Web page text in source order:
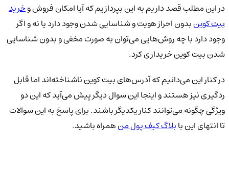
در این مطلب قصد داریم به این بپردازیم که آیا امکان فروش وخرید
بیت کوینبدون احراز هویت و شناسایی شدن وجود دارد یا نه و اگر
وجود دارد با چه روش‌هایی می‌توان به صورت مخفی و بدون شناسایی
شدن بیت کوین خریداری کرد.
در کنار این می‌دانیم که آدرس‌های بیت کوین ناشناخته‌اند اما قابل
ردگیری نیز هستند و اینجا این سوال دیگر پیش می‌آید که این دو
ویژگی چگونه می‌توانند کنار یکدیگر باشند. برای پاسخ به این سوالات
تا انتهای این بابلاگ کیف پول منهمراه باشید.